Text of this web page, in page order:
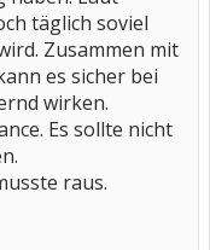
täglich soviel
Zusammen mit
es sicher bei
wirken.
Es sollte nicht
raus.